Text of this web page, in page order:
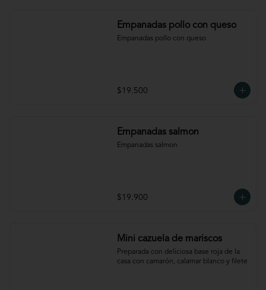
Empanadas pollo con queso
Empanadas pollo con queso
$19.500
Empanadas salmon
Empanadas salmon
$19.900
Mini cazuela de mariscos
Preparada con deliciosa base roja de la
casa con camarón, calamar blanco y filete